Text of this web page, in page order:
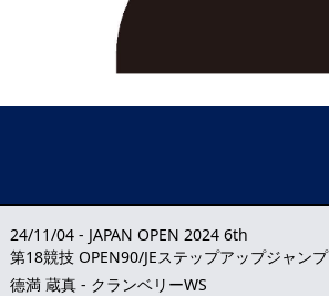
24/11/04 - JAPAN OPEN 2024 6th
第18競技 OPEN90/JEステップアップジャンプ
德満 蔵真 - クランベリーWS